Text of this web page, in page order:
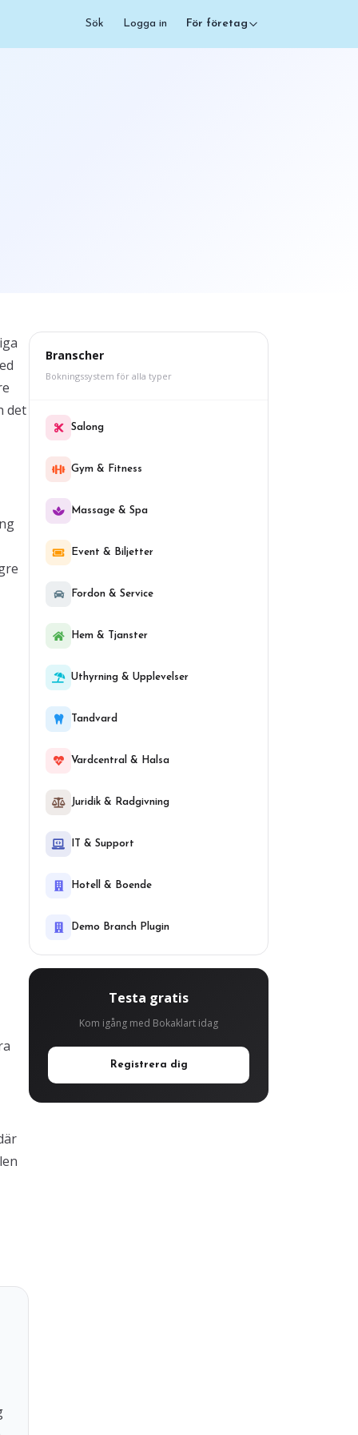
Sök Logga in För företag
det
Branscher
Bokningssystem för alla typer
Salong
Gym & Fitness
Massage & Spa
Event & Biljetter
Fordon & Service
Hem & Tjanster
Uthyrning & Upplevelser
Tandvard
Vardcentral & Halsa
Juridik & Radgivning
IT & Support
Hotell & Boende
Demo Branch Plugin
Testa gratis
Kom igång med Bokaklart idag
Registrera dig